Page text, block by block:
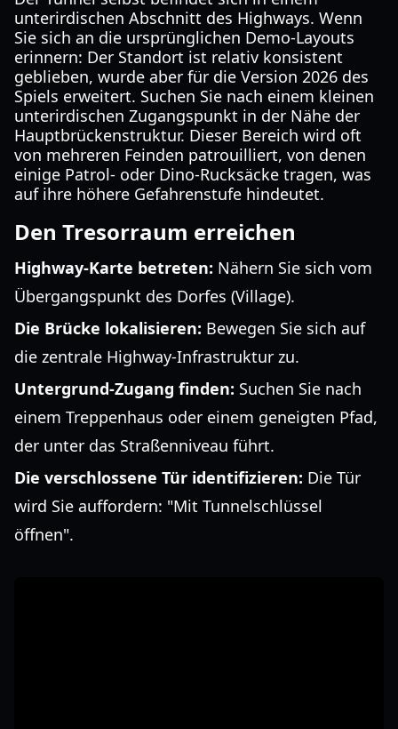
unterirdischen Abschnitt des Highways. Wenn
Sie sich an die ursprünglichen Demo-Layouts
erinnern: Der Standort ist relativ konsistent
geblieben, wurde aber für die Version 2026 des
Spiels erweitert. Suchen Sie nach einem kleinen
unterirdischen Zugangspunkt in der Nähe der
Hauptbrückenstruktur. Dieser Bereich wird oft
von mehreren Feinden patrouilliert, von denen
einige Patrol- oder Dino-Rucksäcke tragen, was
auf ihre höhere Gefahrenstufe hindeutet.
Den Tresorraum erreichen
Highway-Karte betreten: Nähern Sie sich vom
Übergangspunkt des Dorfes (Village).
Die Brücke lokalisieren: Bewegen Sie sich auf
die zentrale Highway-Infrastruktur zu.
Untergrund-Zugang finden: Suchen Sie nach
einem Treppenhaus oder einem geneigten Pfad,
der unter das Straßenniveau führt.
Die verschlossene Tür identifizieren: Die Tür
wird Sie auffordern: "Mit Tunnelschlüssel
öffnen".